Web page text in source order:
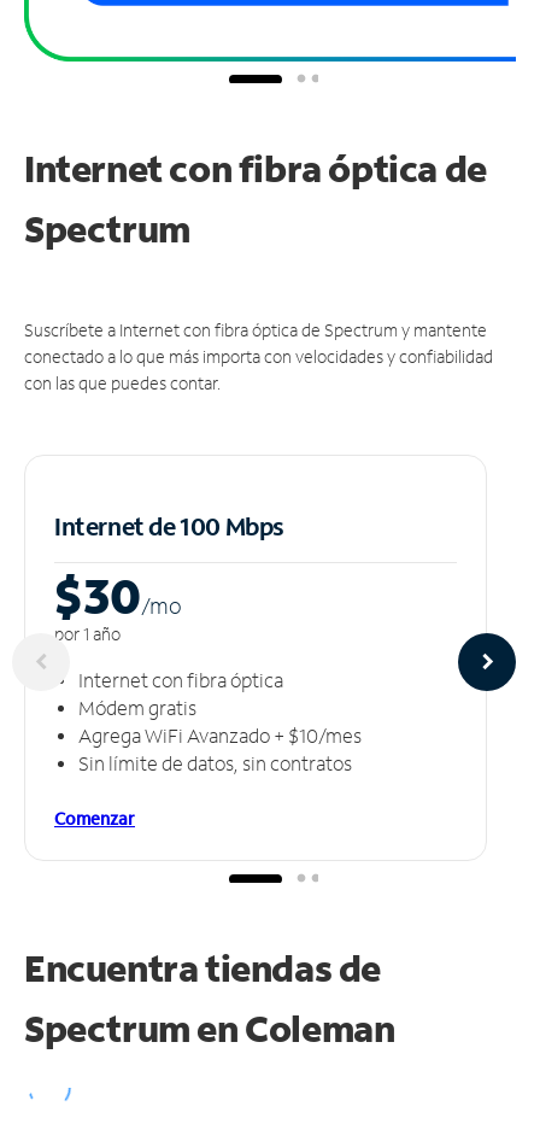
Internet con fibra óptica de
Spectrum
Suscríbete a Internet con fibra óptica de Spectrum y mantente
conectado a lo que más importa con velocidades y confiabilidad
con las que puedes contar.
Internet de 100 Mbps
$30/mo
por 1 año
Internet con fibra óptica
Módem gratis
Agrega WiFi Avanzado + $10/mes
Sin límite de datos, sin contratos
Comenzar
Encuentra tiendas de
Spectrum enColeman